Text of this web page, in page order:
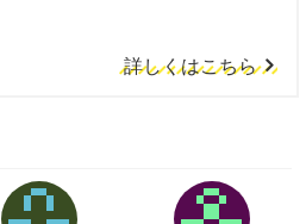
詳しくはこちら